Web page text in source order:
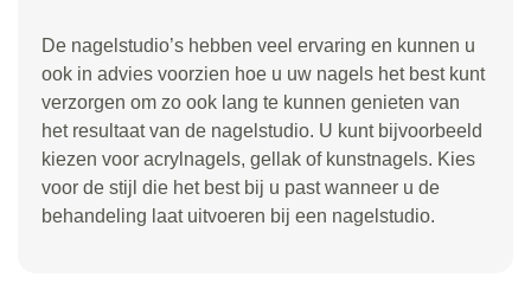
De nagelstudio’s hebben veel ervaring en kunnen u
ook in advies voorzien hoe u uw nagels het best kunt
verzorgen om zo ook lang te kunnen genieten van
het resultaat van de nagelstudio. U kunt bijvoorbeeld
kiezen voor acrylnagels, gellak of kunstnagels. Kies
voor de stijl die het best bij u past wanneer u de
behandeling laat uitvoeren bij een nagelstudio.